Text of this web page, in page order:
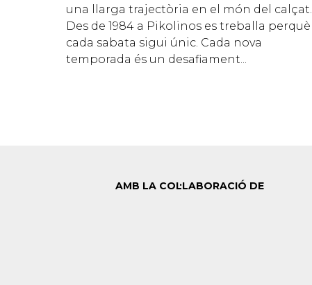
una llarga trajectòria en el món del calçat.
Des de 1984 a Pikolinos es treballa perquè
cada sabata sigui únic. Cada nova
temporada és un desafiament...
AMB LA COL·LABORACIÓ DE